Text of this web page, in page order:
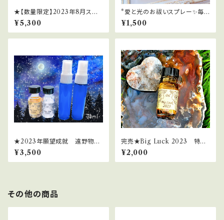
★【数量限定】2023年8月スー
パームーン＆ブルームーンのミ
ラクル引き寄せセット
¥5,300
*愛と光のお祓いスプレー✨毎
日を光の波動にチューニング
¥1,500
★2023年願望成就 遠野物語
＆愛子物語エネルギースプレー
[30ml]
¥3,500
完売★Big Luck 2023 特大
の幸運2023年（2023年限定オ
イル）
¥2,000
その他の商品